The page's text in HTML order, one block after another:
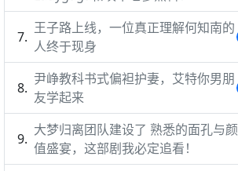
王子路上线，一位真正理解何知南的
人终于现身
尹峥教科书式偏袒护妻，艾特你男朋
友学起来
大梦归离团队建设了 熟悉的面孔与颜
值盛宴，这部剧我必定追看！